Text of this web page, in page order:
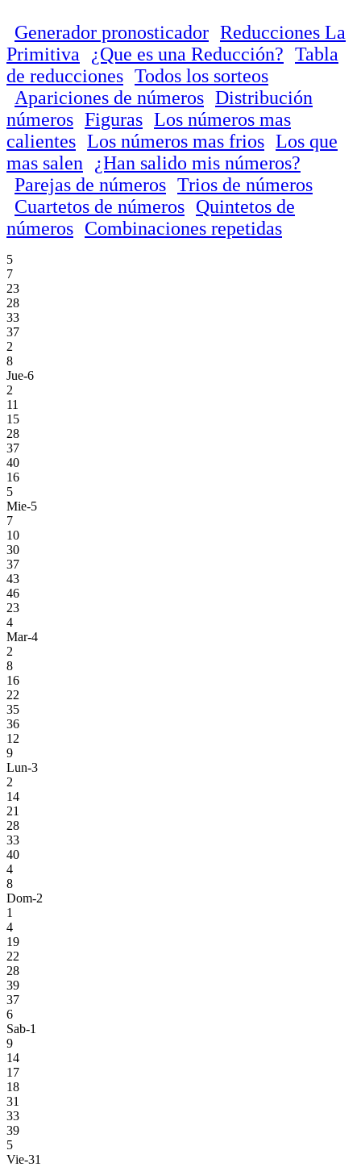
Generador pronosticador Reducciones La
Primitiva
¿Que es una Reducción? Tabla
de reducciones Todos los sorteos
Apariciones de números Distribución
números Figuras Los números mas
calientes Los números mas frios Los que
mas salen
¿Han salido mis números?
Parejas de números Trios de números
Cuartetos de números Quintetos de
números Combinaciones repetidas
5
7
23
28
33
37
2
8
Jue-6
2
11
15
28
37
40
16
5
Mie-5
7
10
30
37
43
46
23
4
Mar-4
2
8
16
22
35
36
12
9
Lun-3
2
14
21
28
33
40
4
8
Dom-2
1
4
19
22
28
39
37
6
Sab-1
9
14
17
18
31
33
39
5
Vie-31